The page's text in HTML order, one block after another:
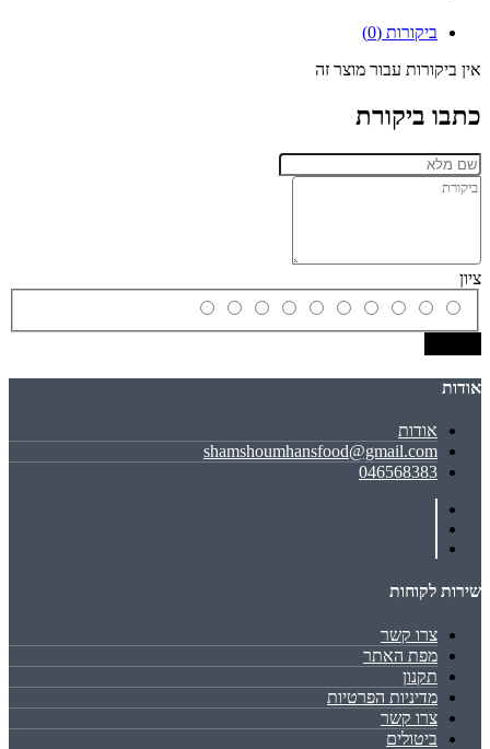
ביקורות (0)
אין ביקורות עבור מוצר זה
כתבו ביקורת
ציון
אודות
אודות
shamshoumhansfood@gmail.com
046568383
שירות לקוחות
צרו קשר
מפת האתר
תקנון
מדיניות הפרטיות
צרו קשר
ביטולים